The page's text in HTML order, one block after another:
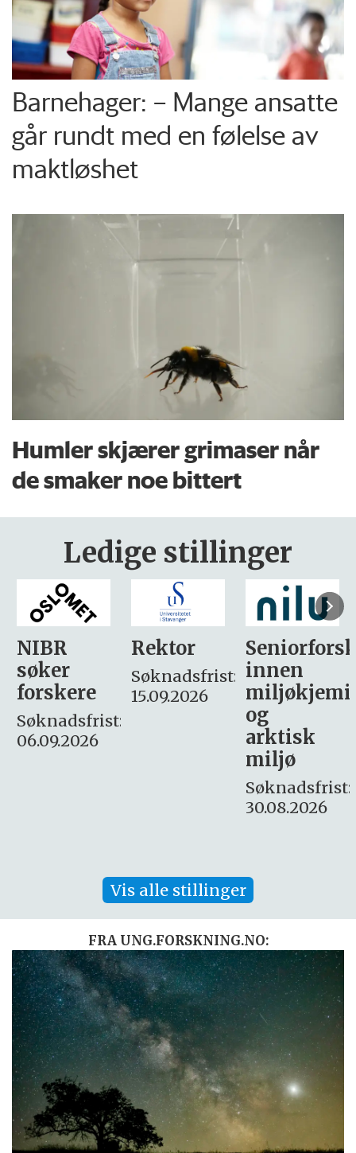
Barnehager: – Mange ansatte
går rundt med en følelse av
maktløshet
Humler skjærer grimaser når
de smaker noe bittert
Ledige stillinger
Rektor
Søknadsfrist:
15.09.2026
Seniorforsker
innen
miljøkjemi
søker
– fast
Søknadsfrist:
16. august.
Vis alle stillinger
FRA UNG.FORSKNING.NO: